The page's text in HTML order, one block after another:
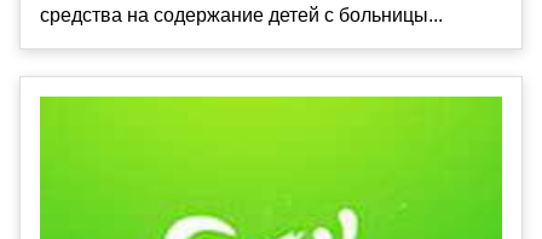
средства на содержание детей с больницы...